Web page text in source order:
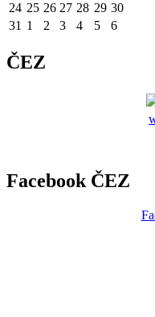
24 25 26 27 28 29 30
31 1 2 3 4 5 6
ČEZ
Facebook ČEZ